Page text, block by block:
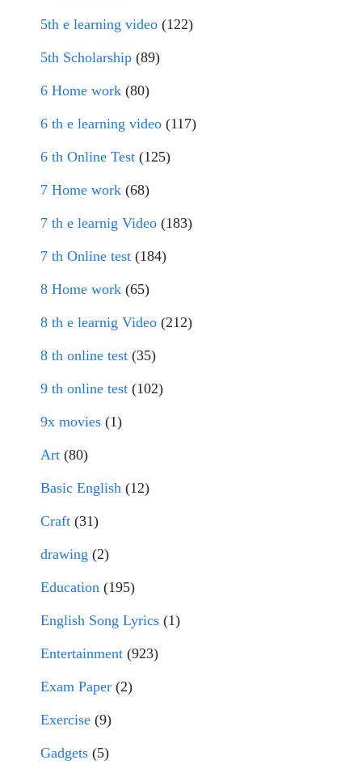
5th e learning video (122)
5th Scholarship (89)
6 Home work (80)
6 th e learning video (117)
6 th Online Test (125)
7 Home work (68)
7 th e learnig Video (183)
7 th Online test (184)
8 Home work (65)
8 th e learnig Video (212)
8 th online test (35)
9 th online test (102)
9x movies (1)
Art (80)
Basic English (12)
Craft (31)
drawing (2)
Education (195)
English Song Lyrics (1)
Entertainment (923)
Exam Paper (2)
Exercise (9)
Gadgets (5)